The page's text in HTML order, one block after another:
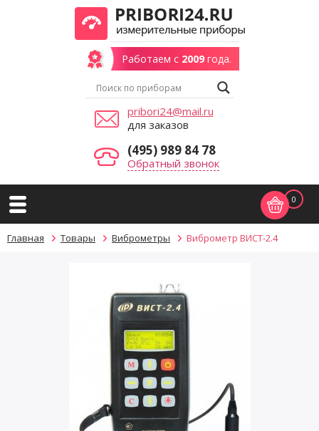
Работаем с 2009года.
pribori24@mail.ru
для заказов
(495) 989 84 78
Обратный звонок
0
Главная Товары Виброметры Виброметр ВИСТ-2.4